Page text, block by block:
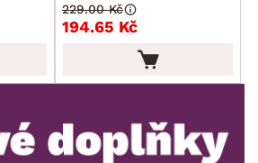
min. cm max. cm
194.65 Kč
229.00 Kč